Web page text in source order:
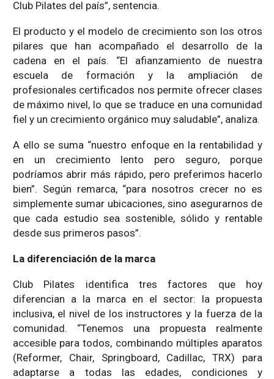
Club Pilates del país”, sentencia.
El producto y el modelo de crecimiento son los otros
pilares que han acompañado el desarrollo de la
cadena en el país. “El afianzamiento de nuestra
escuela de formación y la ampliación de
profesionales certificados nos permite ofrecer clases
de máximo nivel, lo que se traduce en una comunidad
fiel y un crecimiento orgánico muy saludable”, analiza.
A ello se suma “nuestro enfoque en la rentabilidad y
en un crecimiento lento pero seguro, porque
podríamos abrir más rápido, pero preferimos hacerlo
bien”. Según remarca, “para nosotros crecer no es
simplemente sumar ubicaciones, sino asegurarnos de
que cada estudio sea sostenible, sólido y rentable
desde sus primeros pasos”.
La diferenciación de la marca
Club Pilates identifica tres factores que hoy
diferencian a la marca en el sector: la propuesta
inclusiva, el nivel de los instructores y la fuerza de la
comunidad. “Tenemos una propuesta realmente
accesible para todos, combinando múltiples aparatos
(Reformer, Chair, Springboard, Cadillac, TRX) para
adaptarse a todas las edades, condiciones y